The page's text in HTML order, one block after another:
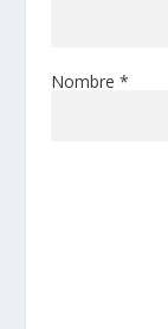
Nombre *